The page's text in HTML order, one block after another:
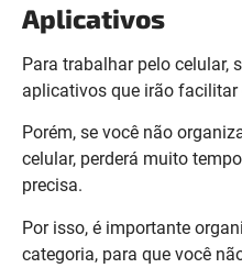
Aplicativos
Para trabalhar pelo celular,
aplicativos que irão facilitar
Porém, se você não
celular, perderá muito
precisa.
Por isso, é importante
categoria, para que você